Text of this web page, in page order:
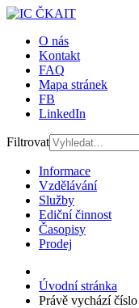
O nás
Kontakt
FAQ
Mapa stránek
FB
LinkedIn
Filtrovat
Informace
Vzdělávání
Služby
Ediční činnost
Časopisy
Prodej
Úvodní stránka
Právě vychází